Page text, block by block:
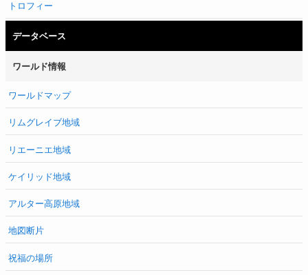
トロフィー
データベース
ワールド情報
ワールドマップ
リムグレイブ地域
リエーニエ地域
ケイリッド地域
アルター高原地域
地図断片
祝福の場所